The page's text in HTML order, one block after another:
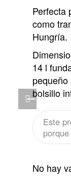
Perfecta
como
Hungría.
14 l
pequeño
bolsillo
Este
No hay